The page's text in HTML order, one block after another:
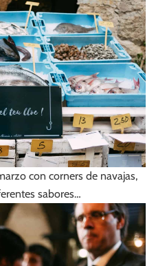
con corners de navajas,
sabores…